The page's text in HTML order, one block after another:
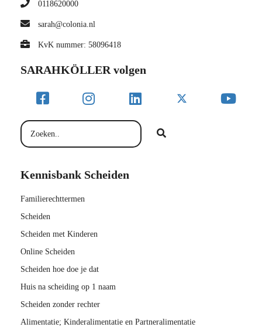
0118620000
sarah@colonia.nl
KvK nummer: 58096418
SARAHKÖLLER volgen
Kennisbank Scheiden
Familierechttermen
Scheiden
Scheiden met Kinderen
Online Scheiden
Scheiden hoe doe je dat
Huis na scheiding op 1 naam
Scheiden zonder rechter
Alimentatie; Kinderalimentatie en Partneralimentatie